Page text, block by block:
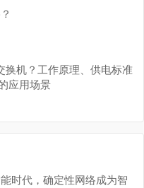
换机？工作原理、供电标准
应用场景
时代，确定性网络成为智